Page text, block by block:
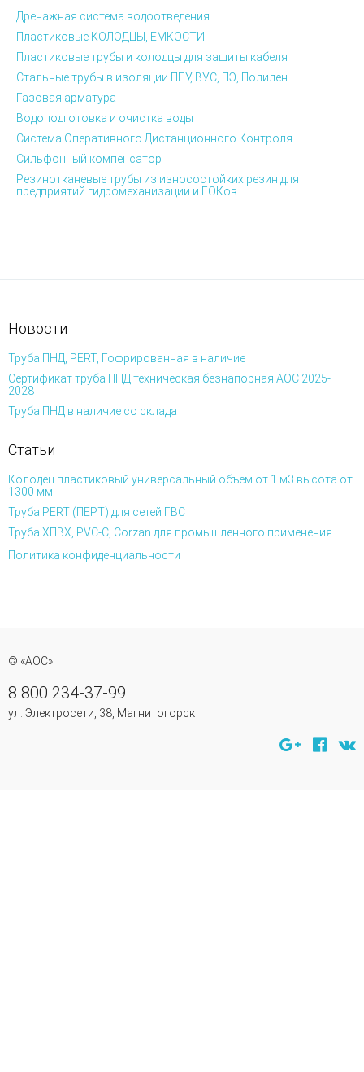
Дренажная система водоотведения
Пластиковые КОЛОДЦЫ, ЕМКОСТИ
Пластиковые трубы и колодцы для защиты кабеля
Стальные трубы в изоляции ППУ, ВУС, ПЭ, Полилен
Газовая арматура
Водоподготовка и очистка воды
Система Оперативного Дистанционного Контроля
Сильфонный компенсатор
Резинотканевые трубы из износостойких резин для
предприятий гидромеханизации и ГОКов
Новости
Труба ПНД, PERT, Гофрированная в наличие
Сертификат труба ПНД техническая безнапорная АОС 2025-
2028
Труба ПНД в наличие со склада
Статьи
Колодец пластиковый универсальный объем от 1 м3 высота от
1300 мм
Труба PERT (ПЕРТ) для сетей ГВС
Труба ХПВХ, PVC-C, Corzan для промышленного применения
Политика конфиденциальности
© «АОС»
8 800 234-37-99
ул. Электросети, 38, Магнитогорск